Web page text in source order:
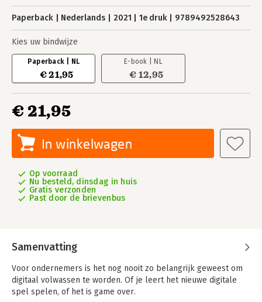
Paperback Nederlands 2021 1e druk 9789492528643
Kies uw bindwijze
Paperback | NL
€ 21,95
E-book | NL
€ 12,95
€ 21,95
In winkelwagen
Op voorraad
Nu besteld, dinsdag in huis
Gratis verzonden
Past door de brievenbus
Samenvatting
Voor ondernemers is het nog nooit zo belangrijk geweest om
digitaal volwassen te worden. Of je leert het nieuwe digitale
spel spelen, of het is game over.